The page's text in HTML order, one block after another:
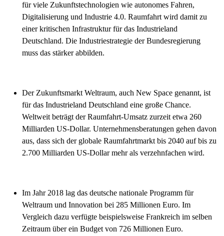
für viele Zukunftstechnologien wie autonomes Fahren,
Digitalisierung und Industrie 4.0. Raumfahrt wird damit zu
einer kritischen Infrastruktur für das Industrieland
Deutschland. Die Industriestrategie der Bundesregierung
muss das stärker abbilden.
Der Zukunftsmarkt Weltraum, auch New Space genannt, ist
für das Industrieland Deutschland eine große Chance.
Weltweit beträgt der Raumfahrt-Umsatz zurzeit etwa 260
Milliarden US-Dollar. Unternehmensberatungen gehen davon
aus, dass sich der globale Raumfahrtmarkt bis 2040 auf bis zu
2.700 Milliarden US-Dollar mehr als verzehnfachen wird.
Im Jahr 2018 lag das deutsche nationale Programm für
Weltraum und Innovation bei 285 Millionen Euro. Im
Vergleich dazu verfügte beispielsweise Frankreich im selben
Zeitraum über ein Budget von 726 Millionen Euro.